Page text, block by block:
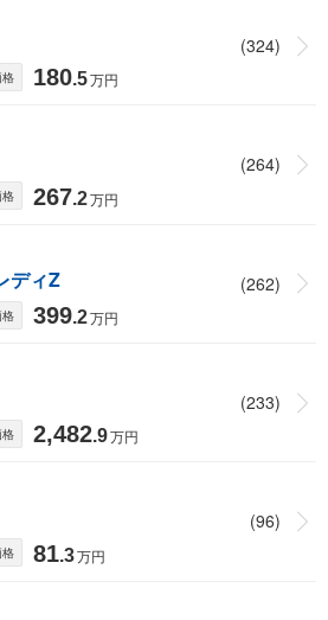
(324)
180.5万円
(264)
267.2万円
ディZ (262)
399.2万円
(233)
2,482.9万円
(96)
81.3万円